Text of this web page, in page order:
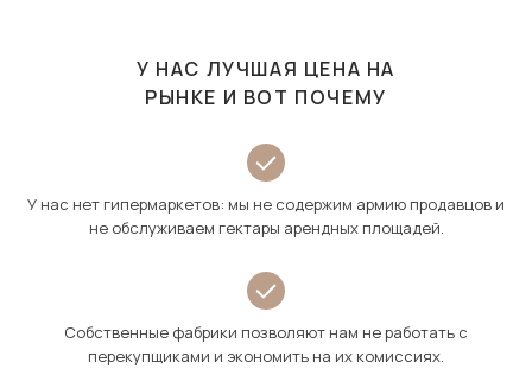
У НАС ЛУЧШАЯ ЦЕНА НА
РЫНКЕ И ВОТ ПОЧЕМУ
У нас нет гипермаркетов: мы не содержим армию продавцов и
не обслуживаем гектары арендных площадей.
Собственные фабрики позволяют нам не работать с
перекупщиками и экономить на их комиссиях.